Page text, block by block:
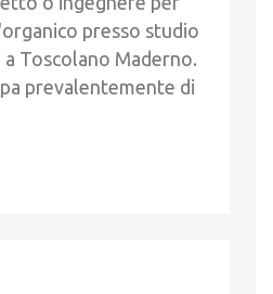
presso studio
Toscolano Maderno.
prevalentemente di